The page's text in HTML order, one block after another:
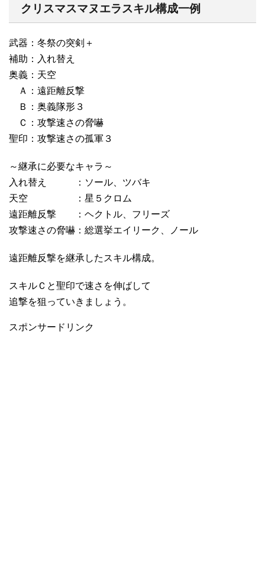
クリスマスマヌエラスキル構成一例
武器：冬祭の突剣＋
補助：入れ替え
奥義：天空
Ａ：遠距離反撃
Ｂ：奥義隊形３
Ｃ：攻撃速さの脅嚇
聖印：攻撃速さの孤軍３
～継承に必要なキャラ～
入れ替え ：ソール、ツバキ
天空 ：星５クロム
遠距離反撃 ：ヘクトル、フリーズ
攻撃速さの脅嚇：総選挙エイリーク、ノール
遠距離反撃を継承したスキル構成。
スキルＣと聖印で速さを伸ばして
追撃を狙っていきましょう。
スポンサードリンク